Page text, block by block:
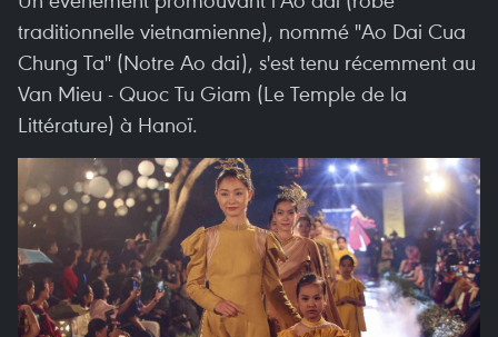
traditionnelle vietnamienne), nommé "Ao Dai Cua
Chung Ta" (Notre Ao dai), s'est tenu récemment au
Van Mieu - Quoc Tu Giam (Le Temple de la
Littérature) à Hanoï.